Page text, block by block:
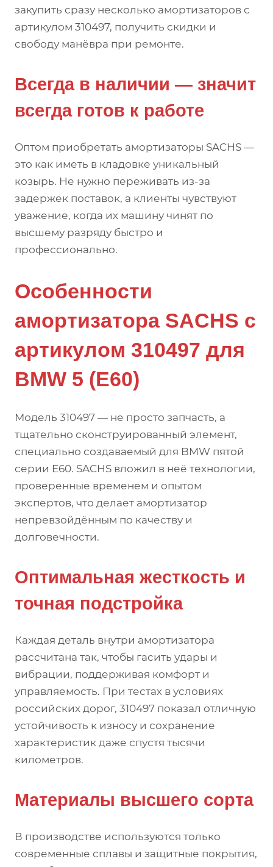
закупить сразу несколько амортизаторов с
артикулом 310497, получить скидки и
свободу манёвра при ремонте.
Всегда в наличии — значит
всегда готов к работе
Оптом приобретать амортизаторы SACHS —
это как иметь в кладовке уникальный
козырь. Не нужно переживать из-за
задержек поставок, а клиенты чувствуют
уважение, когда их машину чинят по
высшему разряду быстро и
профессионально.
Особенности
амортизатора SACHS с
артикулом 310497 для
BMW 5 (E60)
Модель 310497 — не просто запчасть, а
тщательно сконструированный элемент,
специально создаваемый для BMW пятой
серии E60. SACHS вложил в неё технологии,
проверенные временем и опытом
экспертов, что делает амортизатор
непревзойдённым по качеству и
долговечности.
Оптимальная жесткость и
точная подстройка
Каждая деталь внутри амортизатора
рассчитана так, чтобы гасить удары и
вибрации, поддерживая комфорт и
управляемость. При тестах в условиях
российских дорог, 310497 показал отличную
устойчивость к износу и сохранение
характеристик даже спустя тысячи
километров.
Материалы высшего сорта
В производстве используются только
современные сплавы и защитные покрытия,